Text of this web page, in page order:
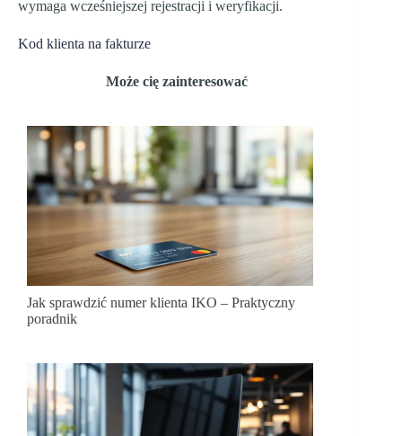
wymaga wcześniejszej rejestracji i weryfikacji.
Kod klienta na fakturze
Może cię zainteresować
Jak sprawdzić numer klienta IKO – Praktyczny
poradnik